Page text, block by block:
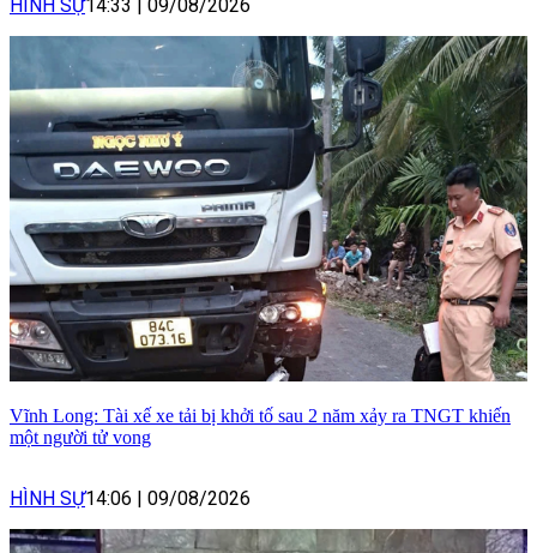
HÌNH SỰ14:33 09/08/2026
Vĩnh Long: Tài xế xe tải bị khởi tố sau 2 năm xảy ra TNGT khiến
một người tử vong
HÌNH SỰ14:06 | 09/08/2026